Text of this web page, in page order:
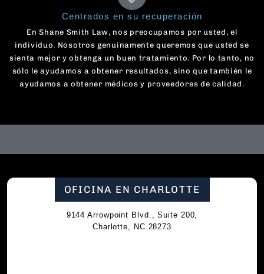
Centrados en su recuperación
En Shane Smith Law, nos preocupamos por usted, el
individuo. Nosotros genuinamente queremos que usted se
sienta mejor y obtenga un buen tratamiento. Por lo tanto, no
sólo le ayudamos a obtener resultados, sino que también le
ayudamos a obtener médicos y proveedores de calidad.
OFICINA EN CHARLOTTE
9144 Arrowpoint Blvd., Suite 200,
Charlotte, NC 28273